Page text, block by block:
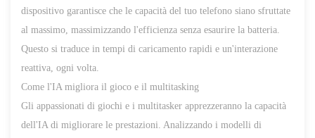
dispositivo garantisce che le capacità del tuo telefono siano sfruttate
al massimo, massimizzando l'efficienza senza esaurire la batteria.
Questo si traduce in tempi di caricamento rapidi e un'interazione
reattiva, ogni volta.
Come l'IA migliora il gioco e il multitasking
Gli appassionati di giochi e i multitasker apprezzeranno la capacità
dell'IA di migliorare le prestazioni. Analizzando i modelli di